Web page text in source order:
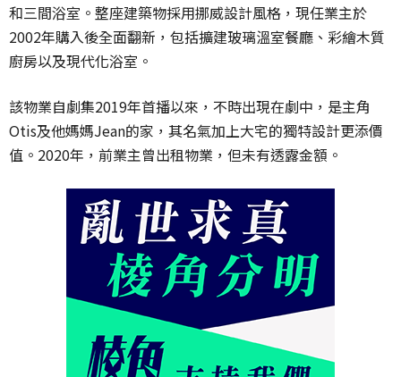
和三間浴室。整座建築物採用挪威設計風格，現任業主於
2002年購入後全面翻新，包括擴建玻璃溫室餐廳、彩繪木質
廚房以及現代化浴室。
該物業自劇集2019年首播以來，不時出現在劇中，是主角
Otis及他媽媽Jean的家，其名氣加上大宅的獨特設計更添價
值。2020年，前業主曾出租物業，但未有透露金額。